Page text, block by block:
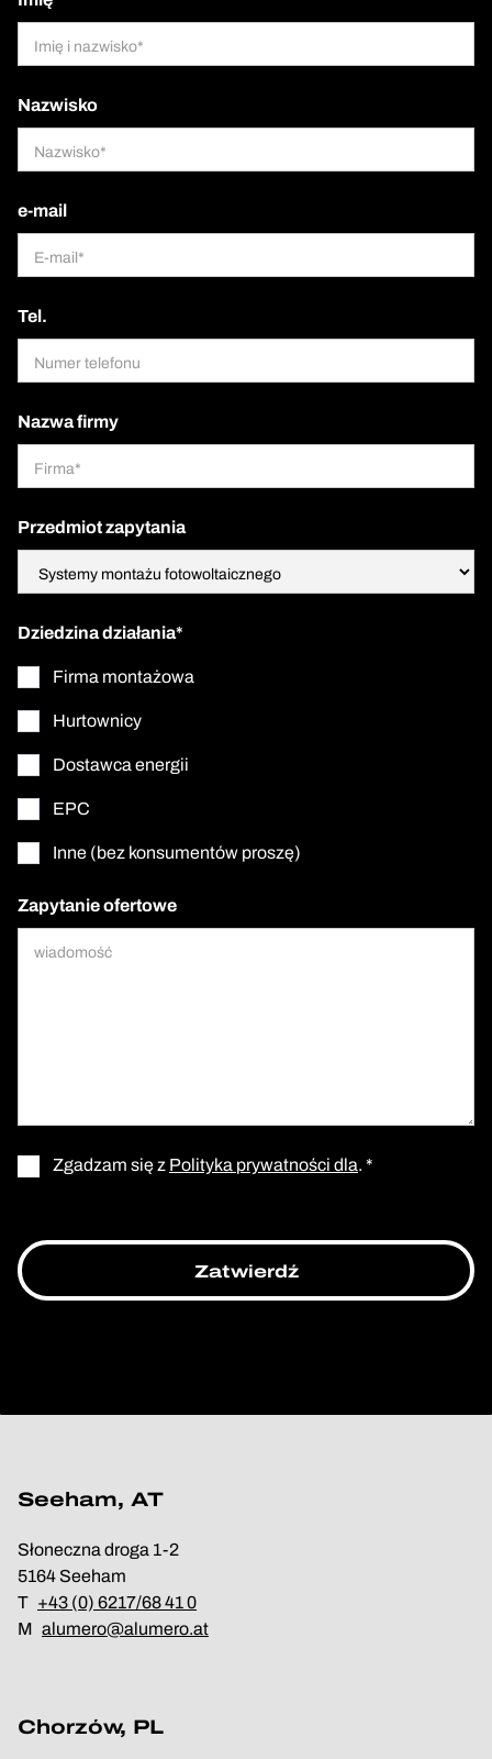
Nazwisko
e-mail
Tel.
Nazwa firmy
Przedmiot zapytania
Dziedzina działania*
Firma montażowa
Hurtownicy
Dostawca energii
EPC
Inne (bez konsumentów proszę)
Zapytanie ofertowe
Zgadzam się z Polityka prywatności dla. *
Seeham, AT
Słoneczna droga 1-2
5164 Seeham
T +43 (0) 6217/68 41 0
M alumero@alumero.at
Chorzów, PL